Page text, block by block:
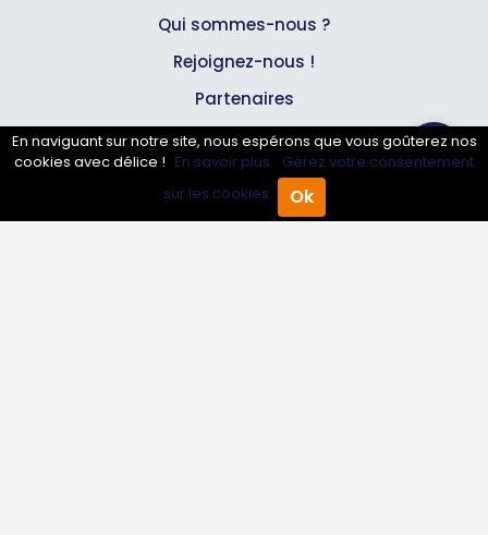
Annuaire Pro Agenda
Qui sommes-nous ?
Rejoignez-nous !
Partenaires
Professionnels
Annuaire pro
En naviguant sur notre site, nous espérons que vous goûterez nos
cookies avec délice ! En savoir plus. Gérez votre consentement
sur les cookies.
Ok